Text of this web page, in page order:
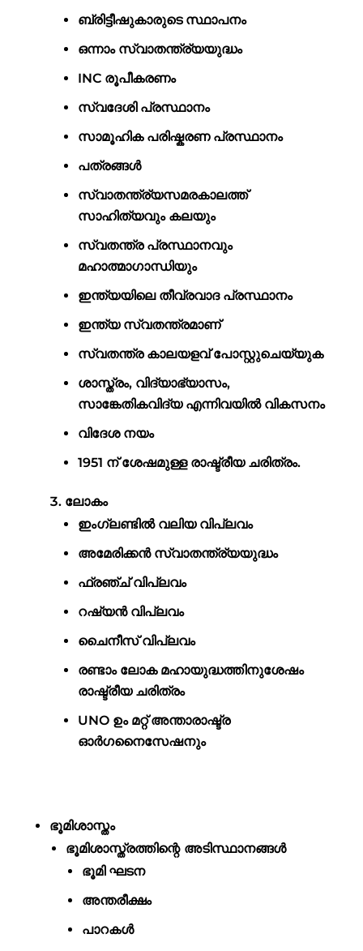
ബ്രിട്ടീഷുകാരുടെ സ്ഥാപനം
ഒന്നാം സ്വാതന്ത്ര്യയുദ്ധം
INC രൂപീകരണം
സ്വദേശി പ്രസ്ഥാനം
സാമൂഹിക പരിഷ്കരണ പ്രസ്ഥാനം
പത്രങ്ങൾ
സ്വാതന്ത്ര്യസമരകാലത്ത്
സാഹിത്യവും കലയും
സ്വതന്ത്ര പ്രസ്ഥാനവും
മഹാത്മാഗാന്ധിയും
ഇന്ത്യയിലെ തീവ്രവാദ പ്രസ്ഥാനം
ഇന്ത്യ സ്വതന്ത്രമാണ്
സ്വതന്ത്ര കാലയളവ് പോസ്റ്റുചെയ്യുക
ശാസ്ത്രം, വിദ്യാഭ്യാസം,
സാങ്കേതികവിദ്യ എന്നിവയിൽ വികസനം
വിദേശ നയം
1951 ന് ശേഷമുള്ള രാഷ്ട്രീയ ചരിത്രം.
ലോകം
ഇംഗ്ലണ്ടിൽ വലിയ വിപ്ലവം
അമേരിക്കൻ സ്വാതന്ത്ര്യയുദ്ധം
ഫ്രഞ്ച് വിപ്ലവം
റഷ്യൻ വിപ്ലവം
ചൈനീസ് വിപ്ലവം
രണ്ടാം ലോക മഹായുദ്ധത്തിനുശേഷം
രാഷ്ട്രീയ ചരിത്രം
UNO ഉം മറ്റ് അന്താരാഷ്ട്ര
ഓർഗനൈസേഷനും
ഭൂമിശാസ്തം
ഭൂമിശാസ്ത്രത്തിന്റെ അടിസ്ഥാനങ്ങൾ
ഭൂമി ഘടന
അന്തരീക്ഷം
പാറകൾ